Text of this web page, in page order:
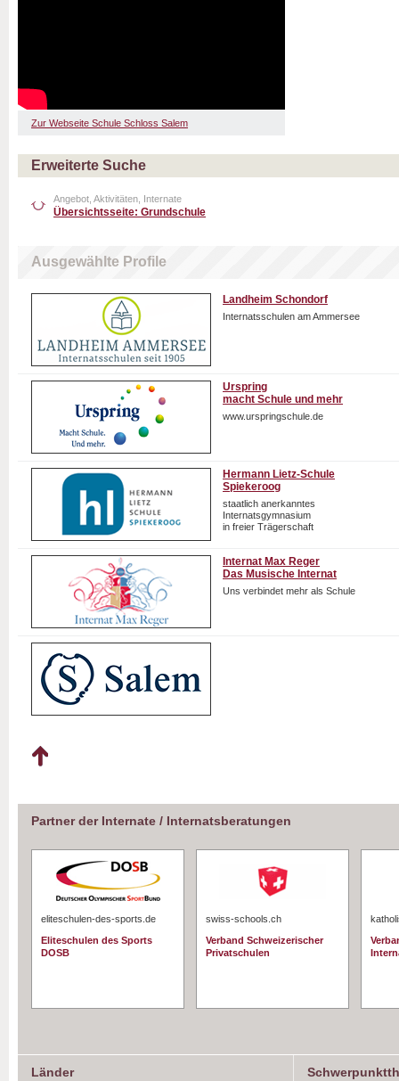
Zur Webseite Schule Schloss Salem
Erweiterte Suche
Angebot, Aktivitäten, Internate
Übersichtsseite: Grundschule
Ausgewählte Profile
Landheim Schondorf
Internatsschulen am Ammersee
Urspring
macht Schule und mehr
www.urspringschule.de
Hermann Lietz-Schule
Spiekeroog
staatlich anerkanntes
Internatsgymnasium
in freier Trägerschaft
Internat Max Reger
Das Musische Internat
Uns verbindet mehr als Schule
Partner der Internate / Internatsberatungen
eliteschulen-des-sports.de
Eliteschulen des Sports
DOSB
swiss-schools.ch
Verband Schweizerischer
Privatschulen
Länder